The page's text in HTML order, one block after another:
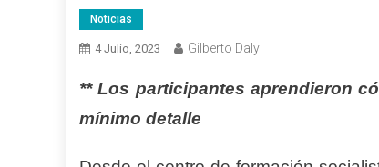
Noticias
4 Julio, 2023 Gilberto Daly
** Los participantes aprendieron
mínimo detalle